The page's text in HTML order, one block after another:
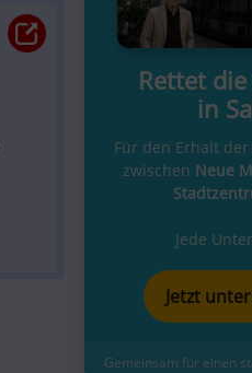
Rettet
in
Für den Erhalt
zwischen Neue
Jede
Jetzt
Gemeinsam für einen